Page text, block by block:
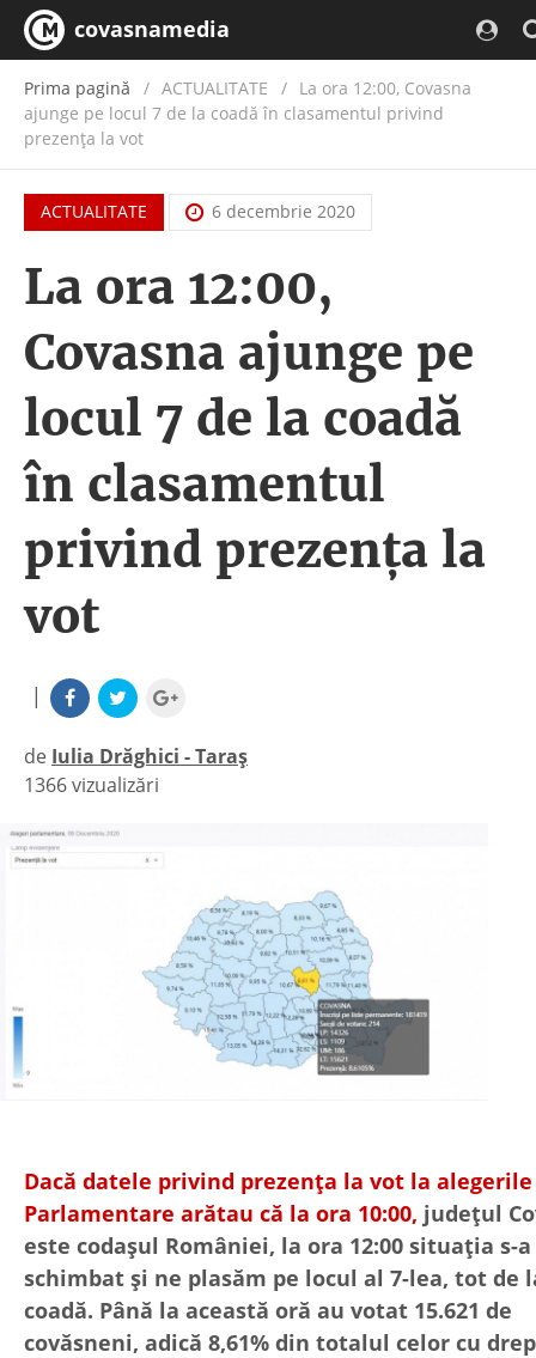
covasnamedia
Prima pagină ACTUALITATE / La ora 12:00, Covasna
ajunge pe locul 7 de la coadă în clasamentul privind
prezența la vot
ACTUALITATE 6 decembrie 2020
La ora 12:00,
Covasna ajunge pe
locul 7 de la coadă
în clasamentul
privind prezența la
vot
|
de Iulia Drăghici - Taraș
|
1366 vizualizări
Dacă datele privind prezența la vot la alegerile
Parlamentare arătau că la ora 10:00, județul
este codașul României, la ora 12:00 situația s-a
schimbat și ne plasăm pe locul al 7-lea, tot de
coadă. Până la această oră au votat 15.621 de
covăsneni, adică 8,61% din totalul celor cu